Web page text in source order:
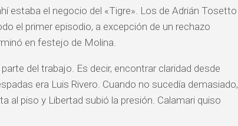
estaba el negocio del «Tigre». Los de Adrián Tosetto
el primer episodio, a excepción de un rechazo
en festejo de Molina.
del trabajo. Es decir, encontrar claridad desde
era Luis Rivero. Cuando no sucedía demasiado,
al piso y Libertad subió la presión. Calamari quiso